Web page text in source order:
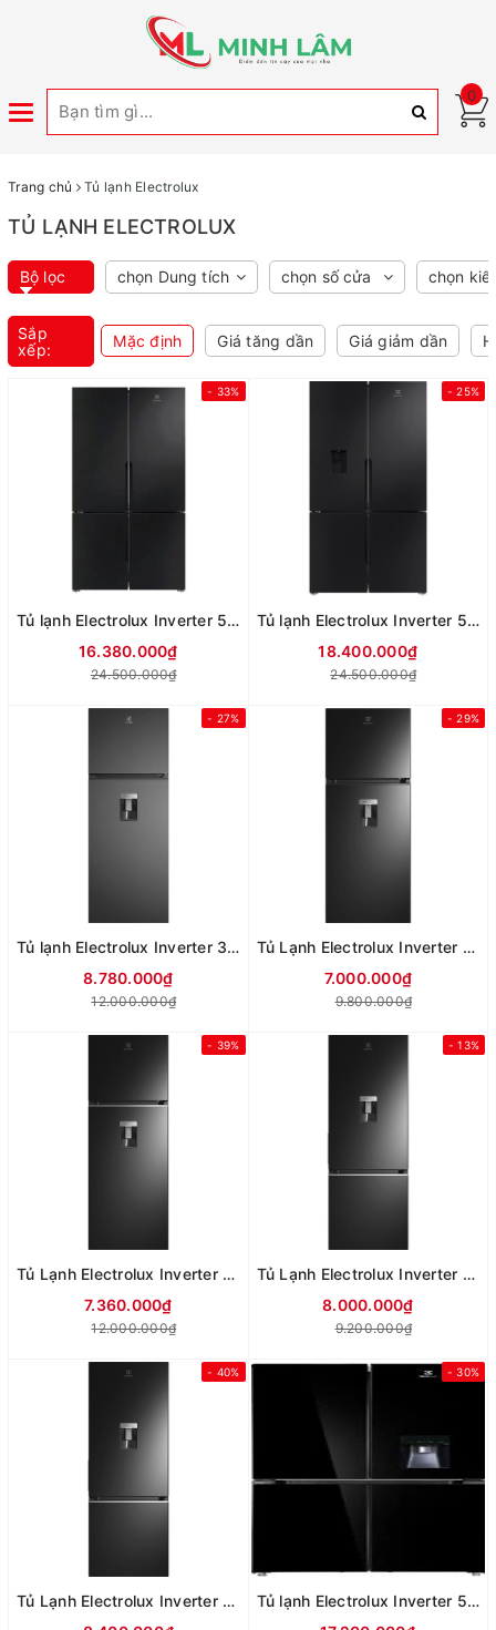
Toggle
0
Trang chủ Tủ lạnh Electrolux
TỦ LẠNH ELECTROLUX
Bộ lọc chọn Dung tích chọn số cửa chọn
Sắp
xếp:
Mặc định Giá tăng dần Giá giảm dần
- 33%
Tủ lạnh Electrolux Inverter 564 lít Multi Door EQE5700B-B
16.380.000₫
24.500.000₫
- 25%
Tủ lạnh Electrolux Inverter 562 lít Multi Door EQE5760B-B
18.400.000₫
24.500.000₫
- 27%
Tủ lạnh Electrolux Inverter 341 lít ETB3460L-B
8.780.000₫
12.000.000₫
- 29%
Tủ Lạnh Electrolux Inverter 312 Lít ETB3440M-H
7.000.000₫
9.800.000₫
- 39%
Tủ Lạnh Electrolux Inverter 341 Lít ETB3740M-H
7.360.000₫
12.000.000₫
- 13%
Tủ Lạnh Electrolux Inverter 341 Lít ETB3760M-H
8.000.000₫
9.200.000₫
- 40%
Tủ Lạnh Electrolux Inverter 335 Lít EBB3742M-H
- 30%
Tủ lạnh Electrolux Inverter 563 lít Multi Door EQE5755A-B